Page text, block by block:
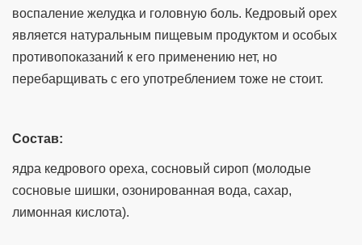
воспаление желудка и головную боль. Кедровый орех
является натуральным пищевым продуктом и особых
противопоказаний к его применению нет, но
перебарщивать с его употреблением тоже не стоит.
Состав:
ядра кедрового ореха, сосновый сироп (молодые
сосновые шишки, озонированная вода, сахар,
лимонная кислота).